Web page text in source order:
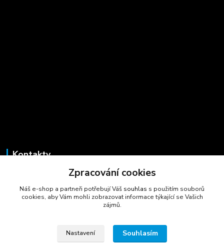
Kontakty
+420 723 725 881
(Po-Pá, 8-16 hod.)
Zpracování cookies
Náš e-shop a partneři potřebují Váš souhlas s použitím souborů
cookies, aby Vám mohli zobrazovat informace týkající se Vašich
zájmů.
Nastavení Souhlasím